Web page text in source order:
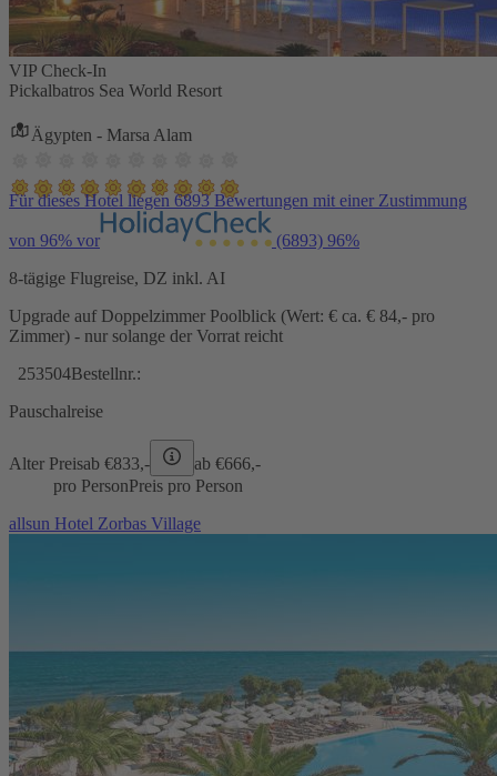
VIP Check-In
Pickalbatros Sea World Resort
Ägypten - Marsa Alam
Für dieses Hotel liegen 6893 Bewertungen mit einer Zustimmung
von 96% vor (6893) 96%
8-tägige Flugreise, DZ inkl. AI
Upgrade auf Doppelzimmer Poolblick (Wert: € ca. € 84,- pro
Zimmer) - nur solange der Vorrat reicht
253504Bestellnr.:
Pauschalreise
Alter Preisab €833,- ab €666,-
pro PersonPreis pro Person
allsun Hotel Zorbas Village